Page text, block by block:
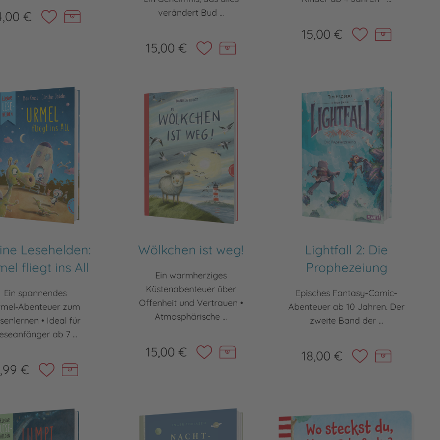
€
verändert Bud ...
15,00 €
15,00 €
Lesehelden:
fliegt ins All
Ein spannendes
zum
• Ideal für
ab 7 ...
€
Wölkchen ist weg!
Ein warmherziges
Küstenabenteuer über
Offenheit und Vertrauen •
Atmosphärische ...
15,00 €
Lightfall 2: Die
Prophezeiung
Episches Fantasy-Comic-
Abenteuer ab 10 Jahren. Der
zweite Band der ...
18,00 €